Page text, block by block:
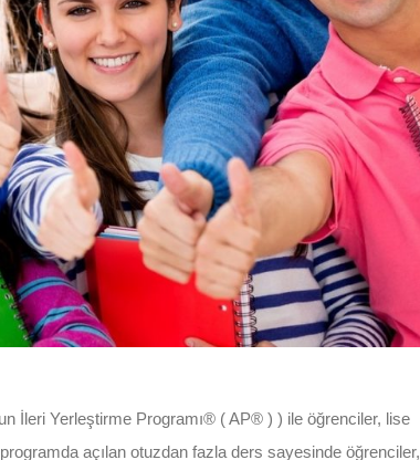
İleri Yerleştirme Programı® ( AP® ) ) ile öğrenciler, lise
açılan otuzdan fazla ders sayesinde öğrenciler,